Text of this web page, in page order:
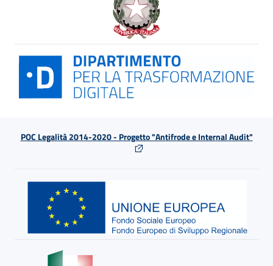
POC Legalità 2014-2020 - Progetto "Antifrode e Internal Audit"